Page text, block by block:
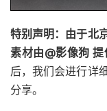
特别声明：由于北
素材由@影像狗 提
后，我们会进行详
分享。